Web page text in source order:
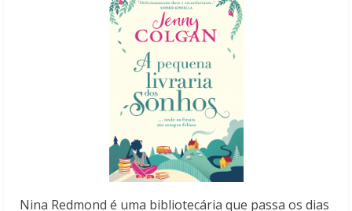
Nina Redmond é uma bibliotecária que passa os dias